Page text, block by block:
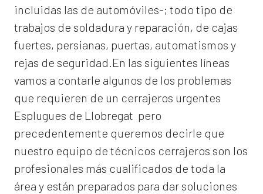
incluidas las de automóviles-; todo tipo de
trabajos de soldadura y reparación, de cajas
fuertes, persianas, puertas, automatismos y
rejas de seguridad.En las siguientes líneas
vamos a contarle algunos de los problemas
que requieren de un cerrajeros urgentes
Esplugues de Llobregat pero
precedentemente queremos decirle que
nuestro equipo de técnicos cerrajeros son los
profesionales más cualificados de toda la
área y están preparados para dar soluciones